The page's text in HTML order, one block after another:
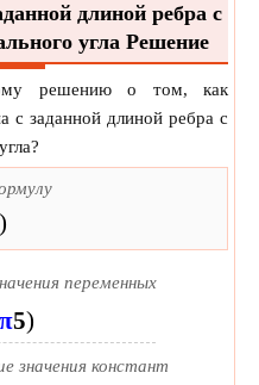
длиной ребра с
угла Решение
решению о том, как
с заданной длиной ребра с
)
переменных
π5)
значения констант